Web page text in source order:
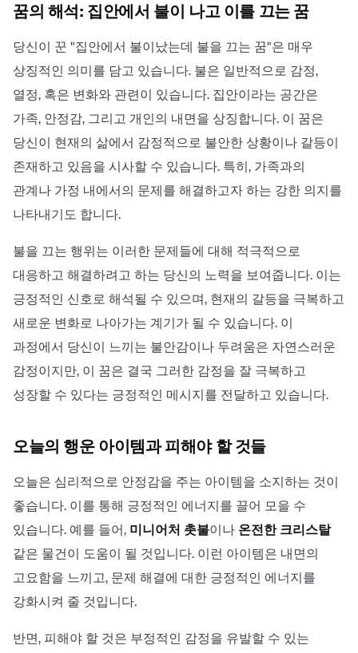
꿈의 해석: 집안에서 불이 나고 이를 끄는 꿈
당신이 꾼 "집안에서 불이났는데 불을 끄는 꿈"은 매우
상징적인 의미를 담고 있습니다. 불은 일반적으로 감정,
열정, 혹은 변화와 관련이 있습니다. 집안이라는 공간은
가족, 안정감, 그리고 개인의 내면을 상징합니다. 이 꿈은
당신이 현재의 삶에서 감정적으로 불안한 상황이나 갈등이
존재하고 있음을 시사할 수 있습니다. 특히, 가족과의
관계나 가정 내에서의 문제를 해결하고자 하는 강한 의지를
나타내기도 합니다.
불을 끄는 행위는 이러한 문제들에 대해 적극적으로
대응하고 해결하려고 하는 당신의 노력을 보여줍니다. 이는
긍정적인 신호로 해석될 수 있으며, 현재의 갈등을 극복하고
새로운 변화로 나아가는 계기가 될 수 있습니다. 이
과정에서 당신이 느끼는 불안감이나 두려움은 자연스러운
감정이지만, 이 꿈은 결국 그러한 감정을 잘 극복하고
성장할 수 있다는 긍정적인 메시지를 전달하고 있습니다.
오늘의 행운 아이템과 피해야 할 것들
오늘은 심리적으로 안정감을 주는 아이템을 소지하는 것이
좋습니다. 이를 통해 긍정적인 에너지를 끌어 모을 수
있습니다. 예를 들어, 미니어처 촛불이나 온전한 크리스탈
같은 물건이 도움이 될 것입니다. 이런 아이템은 내면의
고요함을 느끼고, 문제 해결에 대한 긍정적인 에너지를
강화시켜 줄 것입니다.
반면, 피해야 할 것은 부정적인 감정을 유발할 수 있는